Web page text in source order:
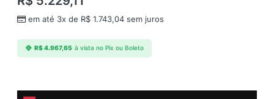
em até 3x de R$ 1.743,04 sem juros
R$4.967,65 à vista no Pix ou Boleto